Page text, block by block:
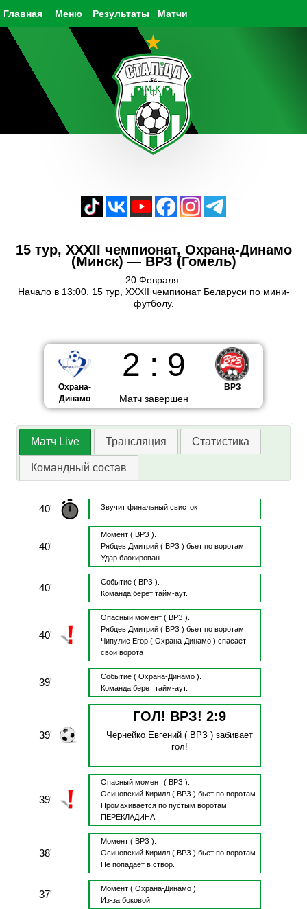
Главная Результаты Матчи
Меню
15 тур, XXXII чемпионат, Охрана-Динамо
(Минск) — ВРЗ (Гомель)
20 Февраля.
Начало в 13:00. 15 тур, XXXII чемпионат Беларуси по мини-
футболу.
Охрана-
Динамо
2 : 9
Матч завершен
ВРЗ
Матч Live Трансляция Статистика
Командный состав
40' Звучит финальный свисток
40'
Момент ( ВРЗ ).
Рябцев Дмитрий( ВРЗ ) бьет по воротам.
Удар блокирован.
40' Событие ( ВРЗ ).
Команда берет тайм-аут.
40'
Опасный момент ( ВРЗ ).
Рябцев Дмитрий( ВРЗ ) бьет по воротам.
Чипулис Егор( Охрана-Динамо ) спасает
свои ворота
39' Событие ( Охрана-Динамо ).
Команда берет тайм-аут.
39'
ГОЛ! ВРЗ! 2:9
Чернейко Евгений( ВРЗ ) забивает
гол!
39'
Опасный момент ( ВРЗ ).
Осиновский Кирилл( ВРЗ ) бьет по воротам.
Промахивается по пустым воротам.
ПЕРЕКЛАДИНА!
38'
Момент ( ВРЗ ).
Осиновский Кирилл( ВРЗ ) бьет по воротам.
Не попадает в створ.
37' Момент ( Охрана-Динамо ).
Из-за боковой.